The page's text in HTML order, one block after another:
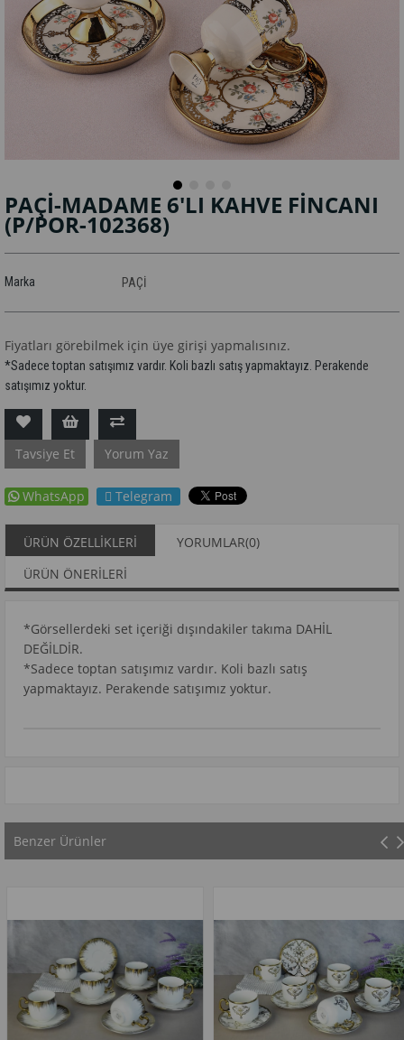
PAÇİ-MADAME 6'LI KAHVE FİNCANI
(P/POR-102368)
Marka PAÇİ
Fiyatları görebilmek için üye girişi yapmalısınız.
*Sadece toptan satışımız vardır. Koli bazlı satış yapmaktayız. Perakende
satışımız yoktur.
Tavsiye Et Yorum Yaz
WhatsApp Telegram
ÜRÜN ÖZELLIKLERI YORUMLAR(0)
ÜRÜN ÖNERILERI
*Görsellerdeki set içeriği dışındakiler takıma DAHİL
DEĞİLDİR.
*Sadece toptan satışımız vardır. Koli bazlı satış
yapmaktayız. Perakende satışımız yoktur.
Benzer Ürünler